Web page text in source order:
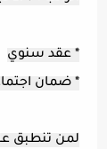
* عقد سنوي
* ضمان
لمن تنطبق